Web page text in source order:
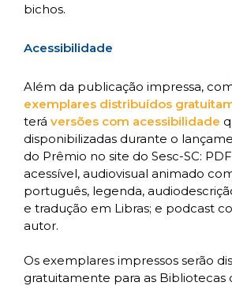
bichos.
Acessibilidade
Além da publicação impressa,
exemplares distribuídos
terá versões com acessibilidade
disponibilizadas durante o
do Prêmio no site do Sesc-SC:
acessível, audiovisual animado
português, legenda,
e tradução em Libras; e podcast
autor.
Os exemplares impressos serão
gratuitamente para as Bibliotecas